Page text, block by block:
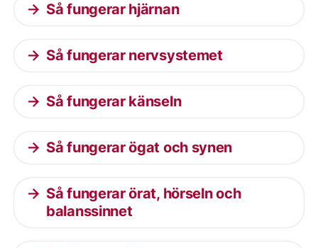
Så fungerar hjärnan
Så fungerar nervsystemet
Så fungerar känseln
Så fungerar ögat och synen
Så fungerar örat, hörseln och
balanssinnet